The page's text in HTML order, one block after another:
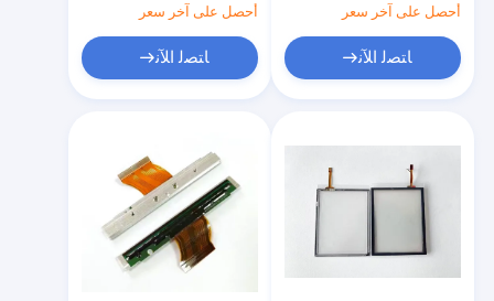
حول بنا
جولة في المعمل
أحصل على آخر سعر
ﺎﺘﺼﻟ ﺍﻶﻧ
أحصل على آخر سعر
ﺎﺘﺼﻟ ﺍﻶﻧ